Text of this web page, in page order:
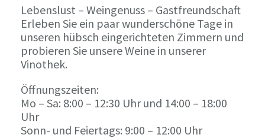
Lebenslust – Weingenuss – Gastfreundschaft
Erleben Sie ein paar wunderschöne Tage in
unseren hübsch eingerichteten Zimmern und
probieren Sie unsere Weine in unserer
Vinothek.
Öffnungszeiten:
Mo – Sa: 8:00 – 12:30 Uhr und 14:00 – 18:00
Uhr
Sonn- und Feiertags: 9:00 – 12:00 Uhr